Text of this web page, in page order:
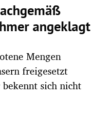
angeklagt
Mengen
freigesetzt
sich nicht